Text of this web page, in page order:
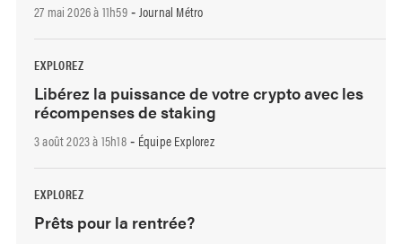
27 mai 2026 à 11h59- Journal Métro
EXPLOREZ
Libérez la puissance de votre crypto avec les
récompenses de staking
3 août 2023 à 15h18- Équipe Explorez
EXPLOREZ
Prêts pour la rentrée?